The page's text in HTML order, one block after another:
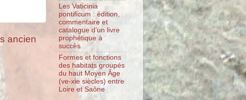
ancien
Les Vaticinia
pontificum : édition,
commentaire et
catalogue d’un livre
prophétique à
succès
Formes et fonctions
des habitats groupés
du haut Moyen Âge
(ve-xie siècles) entre
Loire et Saône